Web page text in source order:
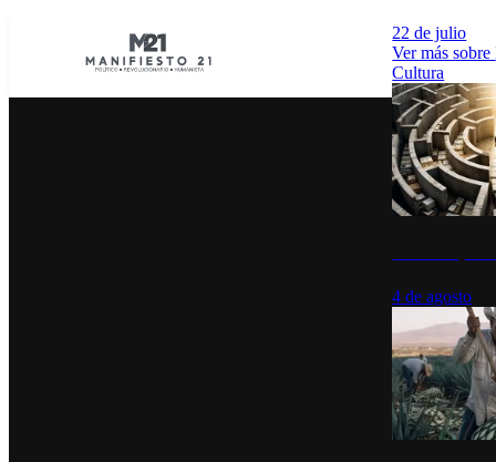
22 de julio
Ver más sobre
Cultura
4 de agosto